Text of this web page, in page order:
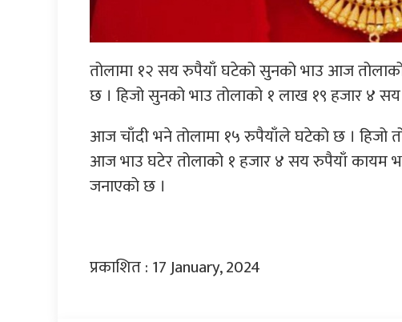
तोलामा १२ सय रुपैयाँ घटेको सुनको भाउ आज
छ । हिजो सुनको भाउ तोलाको १ लाख १९ हजार ४ सय
आज चाँदी भने तोलामा १५ रुपैयाँले घटेको छ । हिजो
आज भाउ घटेर तोलाको १ हजार ४ सय रुपैयाँ कायम
जनाएको छ ।
प्रकाशित : 17 January, 2024